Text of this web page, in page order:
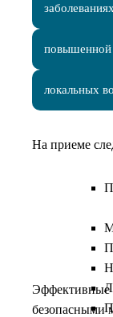
повышенной
локальных
На приеме
Виды
Эффективные
безопасными